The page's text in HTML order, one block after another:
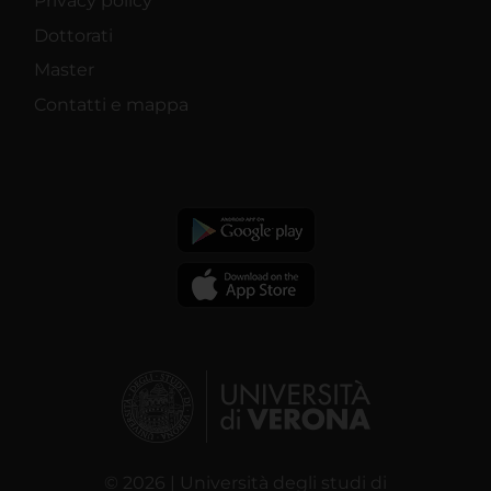
Dottorati
Master
Contatti e mappa
© 2026 | Università degli studi di